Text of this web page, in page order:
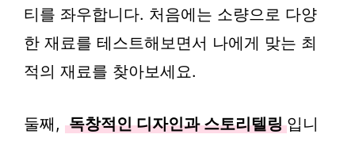
티를 좌우합니다. 처음에는 소량으로 다양
한 재료를 테스트해보면서 나에게 맞는 최
적의 재료를 찾아보세요.
둘째, 독창적인 디자인과 스토리텔링 입니